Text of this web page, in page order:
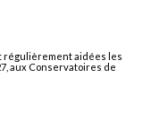
régulièrement aidées les
aux Conservatoires de